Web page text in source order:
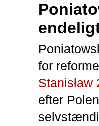
for
efter